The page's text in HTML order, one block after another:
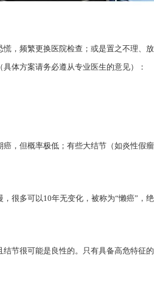
，频繁更换医院检查；或是置之不理、
体方案请务必遵从专业医生的意见）：
，但概率极低；有些大结节（如炎性假
很多可以10年无变化，被称为“懒癌”，
节很可能是良性的。只有具备高危特征